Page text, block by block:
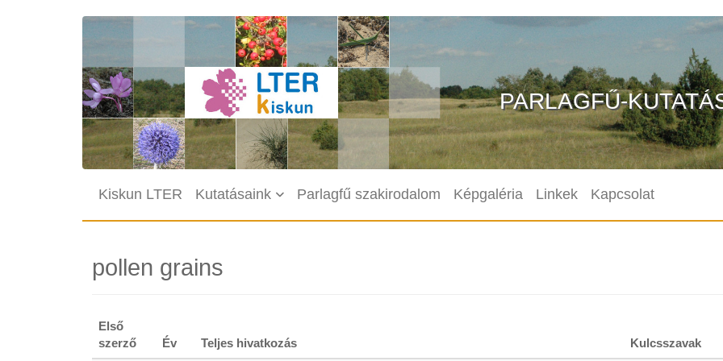
PARLAGFŰ-
Kiskun LTER Kutatásaink Parlagfű szakirodalom Képgaléria Linkek Kapcsolat
pollen grains
Első
szerző
Év Teljes hivatkozás Kulcsszavak